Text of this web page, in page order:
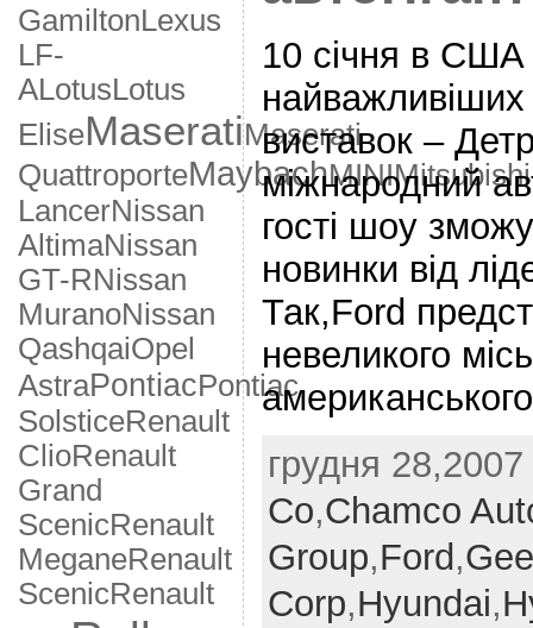
GamiltonLexus
LF-
ALotusLotus
EliseMaseratiMaserati
QuattroporteMaybachMINIMitsubishi
LancerNissan
AltimaNissan
GT-RNissan
MuranoNissan
QashqaiOpel
AstraPontiacPontiac
SolsticeRenault
ClioRenault
Grand
ScenicRenault
MeganeRenault
ScenicRenault
10 січня в США
виставок –
міжнародний
гості шоу
новинки від
Так,Ford
невеликого
грудня
Co,Chamco
Group,Ford ,
Corp,Hyundai,